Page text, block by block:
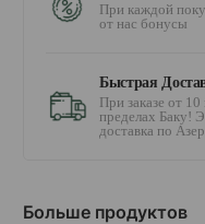
При каждой
от нас бонусы
Быстрая
При заказе от 10
пределах Баку!
доставка по
Больше продуктов